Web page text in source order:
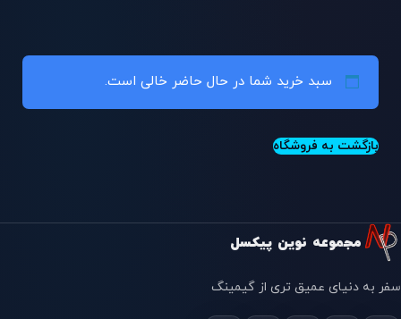
سبد خرید شما در حال حاضر خالی است.
بازگشت به فروشگاه
مجموعه نوین پیکسل
سفر به دنیای عمیق تری از گیمینگ